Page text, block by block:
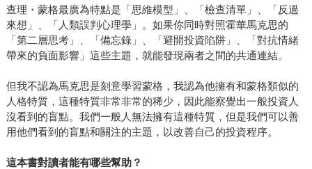
查理・蒙格最廣為特點是「思維模型」、「檢查清單」、「反過
來想」、「人類誤判心理學」。如果你同時對照霍華馬克思的
「第二層思考」、「備忘錄」、「避開投資陷阱」、「對抗情緒
帶來的負面影響」這些主題，就能發現兩者之間的共通連結。
但我不認為馬克思是刻意學習蒙格，我認為他擁有和蒙格類似的
人格特質，這種特質非常非常的稀少，因此能察覺出一般投資人
沒看到的盲點。我們一般人無法擁有這種特質，但是我們可以善
用他們看到的盲點和關注的主題，以改善自己的投資程序。
這本書對讀者能有哪些幫助？